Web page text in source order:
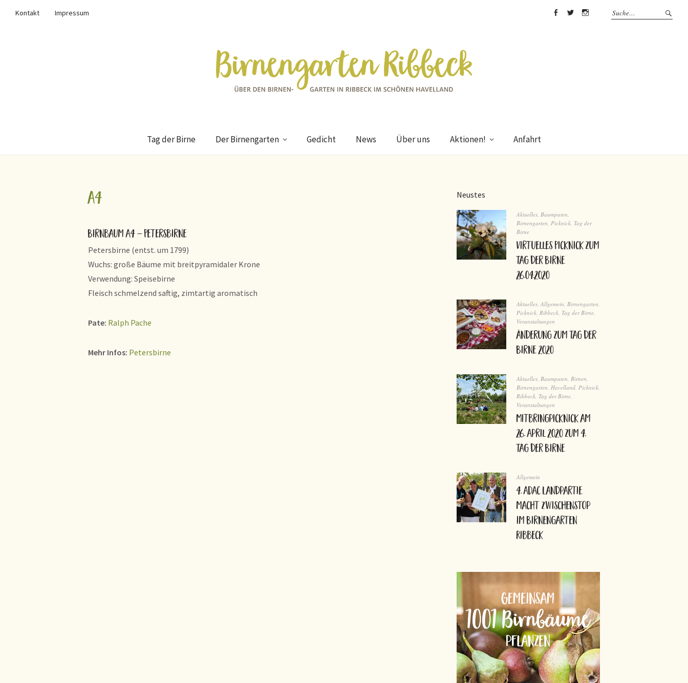
Kontakt
Impressum
Tag der Birne Der Birnengarten Gedicht News Über uns Aktionen! Anfahrt
a4
Birnbaum A4 – Petersbirne
Petersbirne (entst. um 1799)
Wuchs: große Bäume mit breitpyramidaler Krone
Verwendung: Speisebirne
Fleisch schmelzend saftig, zimtartig aromatisch
Pate: Ralph Pache
Mehr Infos: Petersbirne
Neustes
Aktuelles, Baumpaten,
Birnengarten, Picknick, Tag der
Birne
virtuelles Picknick zum
Tag der Birne
26.04.2020
Aktuelles, Allgemein, Birnengarten,
Picknick, Ribbeck, Tag der Birne,
Veranstaltungen
Änderung zum Tag der
Birne 2020
Aktuelles, Baumpaten, Birnen,
Birnengarten, Havelland, Picknick,
Ribbeck, Tag der Birne,
Veranstaltungen
Mitbringpicknick am
26. April 2020 zum 4.
Tag der Birne
Allgemein
4. ADAC Landpartie
macht Zwischenstop
im Birnengarten
Ribbeck